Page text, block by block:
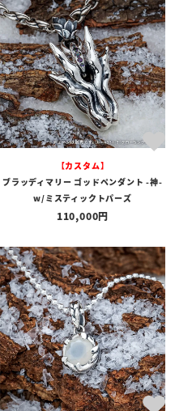
【カスタム】
ブラッディマリー ゴッドペンダント -神-
w/ミスティックトパーズ
110,000